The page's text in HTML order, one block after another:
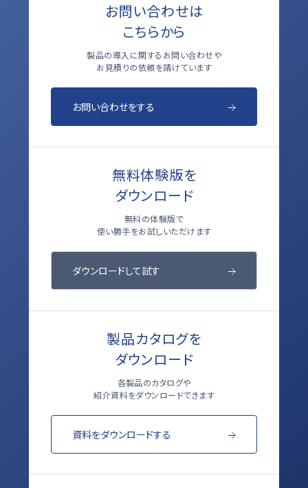
お問い合わせは
こちらから
製品の導入に関するお問い合わせや
お見積りの依頼を請けています
お問い合わせをする
無料体験版を
ダウンロード
無料の体験版で
使い勝手をお試しいただけます
ダウンロードして試す
製品カタログを
ダウンロード
各製品のカタログや
紹介資料をダウンロードできます
資料をダウンロードする